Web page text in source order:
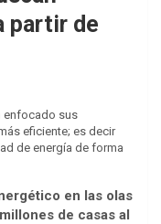
partir de
enfocado sus
eficiente; es decir
de energía de forma
en las olas
de casas al